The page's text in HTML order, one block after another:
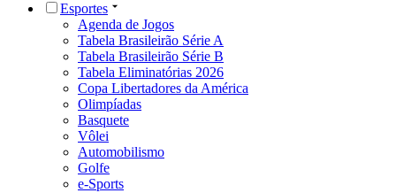
Esportes
Agenda de Jogos
Tabela Brasileirão Série A
Tabela Brasileirão Série B
Tabela Eliminatórias 2026
Copa Libertadores da América
Olimpíadas
Basquete
Vôlei
Automobilismo
Golfe
e-Sports